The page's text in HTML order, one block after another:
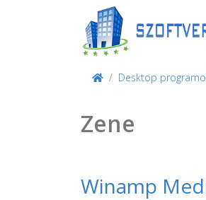
Desktop
Zene
Winamp